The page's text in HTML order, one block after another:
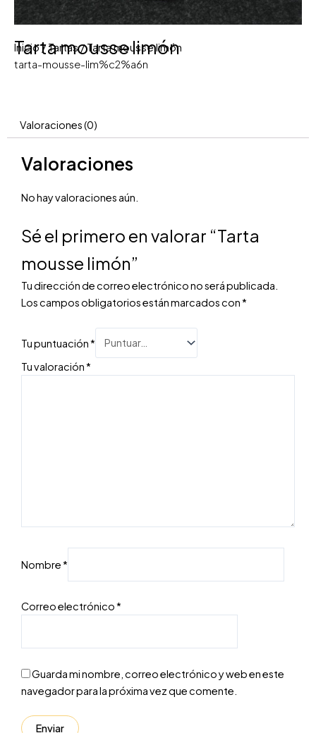
Inicio/Tartas/ Tarta mousse limón
Tarta mousse limón
tarta-mousse-lim%c2%a6n
Valoraciones (0)
Valoraciones
No hay valoraciones aún.
Sé el primero en valorar “Tarta
mousse limón”
Tu dirección de correo electrónico no será publicada.
Los campos obligatorios están marcados con*
Tu puntuación*
Tu valoración*
Nombre*
Correo electrónico*
Guarda mi nombre, correo electrónico y web en este
navegador para la próxima vez que comente.